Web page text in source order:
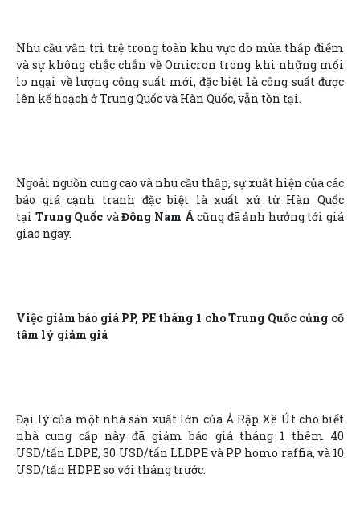
Nhu cầu vẫn trì trệ trong toàn khu vực do mùa thấp điểm
và sự không chắc chắn về Omicron trong khi những mối
lo ngại về lượng công suất mới, đặc biệt là công suất được
lên kế hoạch ở Trung Quốc và Hàn Quốc, vẫn tồn tại.
Ngoài nguồn cung cao và nhu cầu thấp, sự xuất hiện của các
báo giá cạnh tranh đặc biệt là xuất xứ từ Hàn Quốc
tại Trung Quốc vàĐông Nam Á cũng đã ảnh hưởng tới giá
giao ngay.
Việc giảm báo giá PP, PE tháng 1 cho Trung Quốc củng cố
tâm lý giảm giá
Đại lý của một nhà sản xuất lớn của Ả Rập Xê Út cho biết
nhà cung cấp này đã giảm báo giá tháng 1 thêm 40
USD/tấn LDPE, 30 USD/tấn LLDPE và PP homo raffia, và 10
USD/tấn HDPE so với tháng trước.